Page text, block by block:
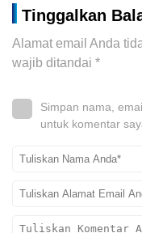
Tinggalkan
Alamat email Anda
wajib ditandai *
Simpan nama,
untuk komentar